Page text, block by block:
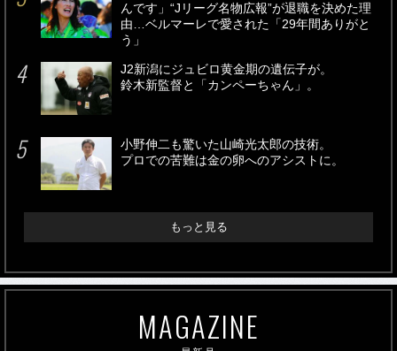
んです」“Jリーグ名物広報”が退職を決めた理
由…ベルマーレで愛された「29年間ありがと
う」
J2新潟にジュビロ黄金期の遺伝子が。
鈴木新監督と「カンペーちゃん」。
小野伸二も驚いた山崎光太郎の技術。
プロでの苦難は金の卵へのアシストに。
もっと見る
MAGAZINE